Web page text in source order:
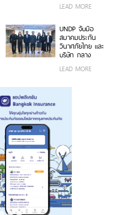
และประกันชีวิต
ซ้อน จากงาน
Money &
Banking Awards
2026 ตอกย้ำ
เติบโตอย่างโดด
LEAD MORE
UNDP จับมือ
สมาคมประกัน
วินาศภัยไทย และ
บริษัท กลาง
ภัยจากรถ จำกัด
มอเตอร์ไซค์
ทางถนนและ
LEAD MORE